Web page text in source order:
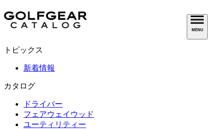
MENU
トピックス
新着情報
カタログ
ドライバー
フェアウェイウッド
ユーティリティー